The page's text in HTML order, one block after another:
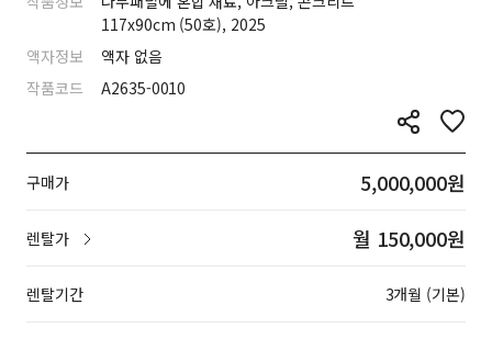
117x90cm (50호), 2025
액자정보
액자 없음
작품코드
A2635-0010
구매가 5,000,000원
렌탈가 월 150,000원
렌탈기간 3개월 (기본)